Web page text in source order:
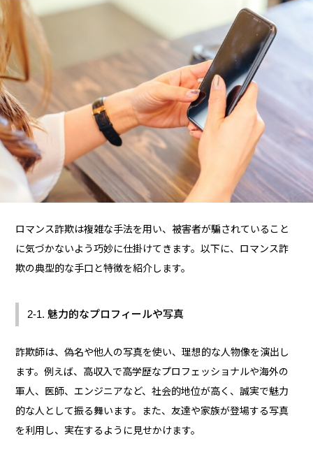
ロマンス詐欺は複雑な手法を用い、被害者が騙されていること
に気づかないよう巧妙に仕掛けてきます。以下に、ロマンス詐
欺の典型的な手口と特徴を紹介します。
2-1. 魅力的なプロフィールや写真
詐欺師は、偽名や他人の写真を使い、理想的な人物像を演出し
ます。例えば、高収入で高学歴なプロフェッショナルや海外の
軍人、医師、エンジニアなど、社会的地位が高く、誠実で魅力
的な人として振る舞います。また、友達や家族が登場する写真
を利用し、実在するように見せかけます。